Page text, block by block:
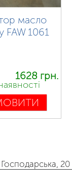
масло
FAW 1061
1628 грн.
Господарська, 20